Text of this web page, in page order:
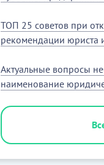
ТОП 25 советов при
рекомендации юриста
Актуальные вопросы
наименование